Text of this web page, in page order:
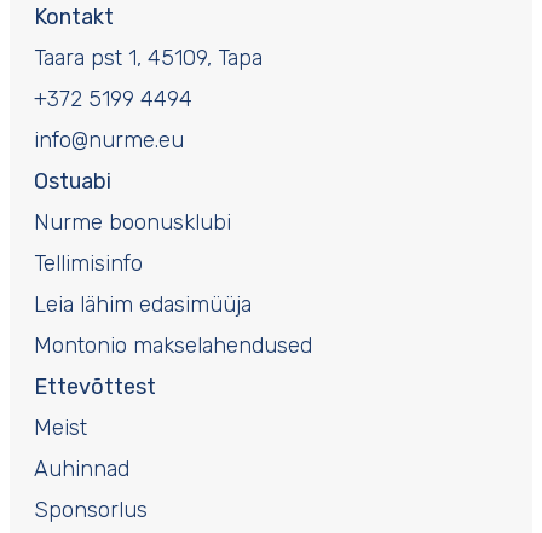
Ettevõttest
Meist
Auhinnad
Sponsorlus
Ostuabi
Nurme boonusklubi
Tellimisinfo
Leia lähim edasimüüja
Montonio makselahendused
Kontakt
Taara pst 1, 45109, Tapa
+372 5199 4494
info@nurme.eu